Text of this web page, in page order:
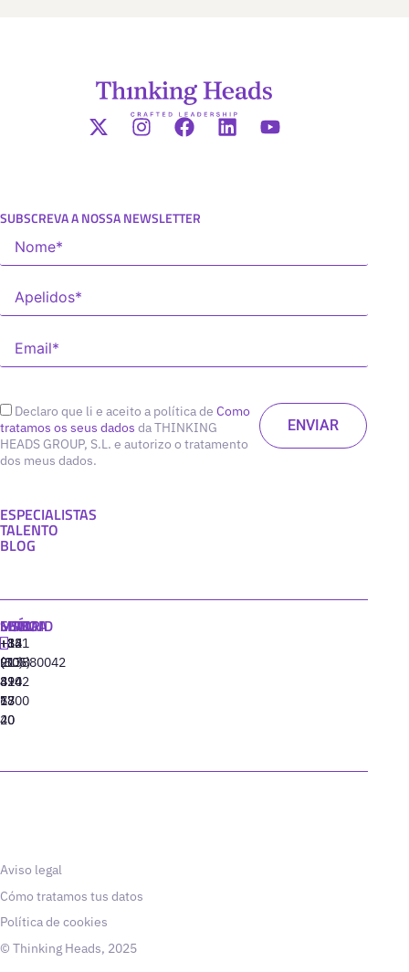
SUBSCREVA A NOSSA NEWSLETTER
Declaro que li e aceito a política de Como
tratamos os seus dados da THINKING
HEADS GROUP, S.L. e autorizo o tratamento
dos meus dados.
ESPECIALISTAS
TALENTO
BLOG
MADRID
+34
91
310
77
40
MIAMI
+1
(305)
424
13
20
SEÚL
+82
(10)
8942
6800
LISBOA
‪+351
213880042
Aviso legal
Cómo tratamos tus datos
Política de cookies
© Thinking Heads, 2025